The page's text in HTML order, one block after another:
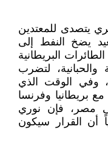
يتصدى للمعتدين
يضخ النفط إلى
البريطانية
والحبانية، لتضرب
وفي الوقت الذي
بريطانيا وفرنسا
مصر، فإن نوري
أن القرار سيكون